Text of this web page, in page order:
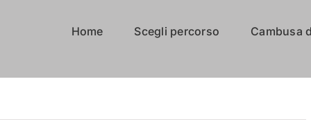
Home Scegli percorso Cambusa